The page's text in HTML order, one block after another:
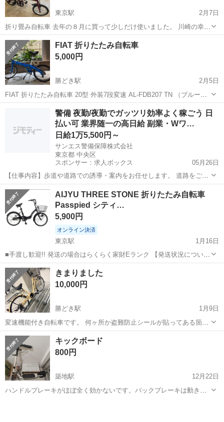
東京駅
2月7日
折り畳み自転車 去年の８月に買って少しだけ使いました。 川崎の幸区
ですが、 目黒区、品川区、大田区辺りでしたら持ち込めます。 横浜市
も東側は大丈夫です。 よろしくお願いします！
東京 中央区 東京駅 折りたたみ自転車
FIAT 折りたたみ自転車
5,000円
勝どき駅
2月5日
FIAT 折りたたみ自転車 20型 外装7段変速 AL-FDB207 TN （ブルー）
塗装のハゲや傷もありますが、走行はできています。 現状渡しですの
で、自身でメインテナンスできる方を希望します。 左ペダルの反射板
中央区 勝どき駅 折りたたみ自転車 FIAT
警備 夜勤/夜勤でガッツリ効率よく稼ごう 日
払い可 業界随一の高日給 副業・Wワ…
日給1万5,500円～
サンエス警備保障株式会社
東京都 中央区
スポンサー：求人ボックス
05月26日
【仕事内容】歩道や道路での誘導・案内をお任せします。 道路をご利
用される車両や歩行者の方が安全に安心して通行するために適切に誘
導してください。 勤務地へは直行直帰OKです! <未経験でも安心!!> 丁
寧な研修20hで基本的な知識を...
アルバイト・パート
AIJYU THREE STONE 折りたたみ自転車
Passpied シティ…
5,900円
オンライン決済
東京駅
1月16日
■手渡し歓迎!! 発送の場合はらくらく家財Eランク 【発送状況につい
て】購入手続き・お支払いが確認できましたら、1~2日以内を目途に発
送します。発送状況については取引ナビ上で通知いたしますので取引
ナビをご確認ください。発送...
東京 中央区 東京駅 折りたたみ自転車
きまりました
10,000円
勝どき駅
1月9日
変速機能付き自転車です。 何ヶ所か盗難防止シールが貼ってある箇所
があります。 譲渡証明書と共にお譲り致しますので名義変更をお願い
いたします。 鍵付きです。
東京 中央区 勝どき駅
キックボード
800円
築地駅
12月22日
ハンドルブレーキがほぼ全く効かないです。バックブレーキは動きま